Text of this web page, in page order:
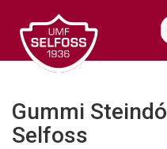
efni
Gummi
Selfoss